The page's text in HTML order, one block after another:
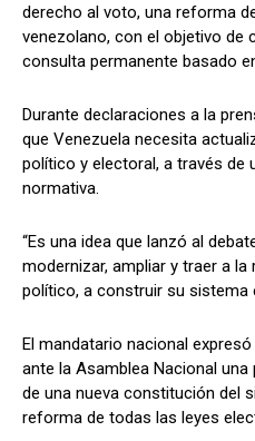
derecho al voto, una reforma
venezolano, con el objetivo de
consulta permanente basado
Durante declaraciones a la
que Venezuela necesita
político y electoral, a través de
normativa.
“Es una idea que lanzó al
modernizar, ampliar y traer a
político, a construir su sistema
El mandatario nacional
ante la Asamblea Nacional
de una nueva constitución del
reforma de todas las leyes